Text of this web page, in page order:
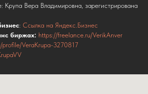
Вера Владимировна, зарегистрирована
: Ссылка на Яндекс.Бизнес
биржах: https://freelance.ru/VerikAnver
profile/VeraKrupa-3270817